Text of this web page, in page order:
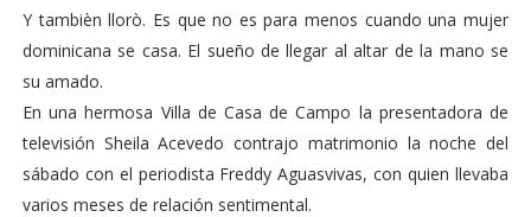
Y tambièn llorò. Es que no es para menos cuando una mujer
dominicana se casa. El sueño de llegar al altar de la mano se
su amado.
En una hermosa Villa de Casa de Campo la presentadora de
televisión Sheila Acevedo contrajo matrimonio la noche del
sábado con el periodista Freddy Aguasvivas, con quien llevaba
varios meses de relación sentimental.